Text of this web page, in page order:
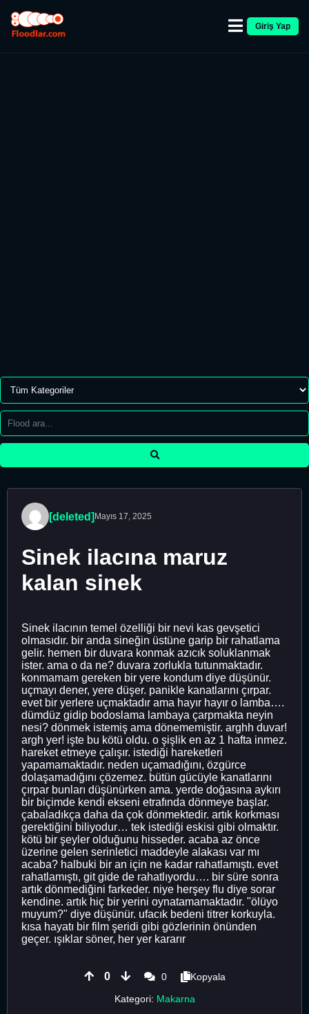
Giriş Yap
[deleted] Mayıs 17, 2025
Sinek ilacına maruz
kalan sinek
Sinek ilacının temel özelliği bir nevi kas gevşetici
olmasıdır. bir anda sineğin üstüne garip bir rahatlama
gelir. hemen bir duvara konmak azıcık soluklanmak
ister. ama o da ne? duvara zorlukla tutunmaktadır.
konmamam gereken bir yere kondum diye düşünür.
uçmayı dener, yere düşer. panikle kanatlarını çırpar.
evet bir yerlere uçmaktadır ama hayır hayır o lamba….
dümdüz gidip bodoslama lambaya çarpmakta neyin
nesi? dönmek istemiş ama dönememiştir. arghh duvar!
argh yer! işte bu kötü oldu. o şişlik en az 1 hafta inmez.
hareket etmeye çalışır. istediği hareketleri
yapamamaktadır. neden uçamadığını, özgürce
dolaşamadığını çözemez. bütün gücüyle kanatlarını
çırpar bunları düşünürken ama. yerde doğasına aykırı
bir biçimde kendi ekseni etrafında dönmeye başlar.
çabaladıkça daha da çok dönmektedir. artık korkması
gerektiğini biliyodur… tek istediği eskisi gibi olmaktır.
kötü bir şeyler olduğunu hisseder. acaba az önce
üzerine gelen serinletici maddeyle alakası var mı
acaba? halbuki bir an için ne kadar rahatlamıştı. evet
rahatlamıştı, git gide de rahatlıyordu…. bir süre sonra
artık dönmediğini farkeder. niye herşey flu diye sorar
kendine. artık hiç bir yerini oynatamamaktadır. "ölüyo
muyum?" diye düşünür. ufacık bedeni titrer korkuyla.
kısa hayatı bir film şeridi gibi gözlerinin önünden
geçer. ışıklar söner, her yer kararır
0 0
Kopyala
Kategori: Makarna